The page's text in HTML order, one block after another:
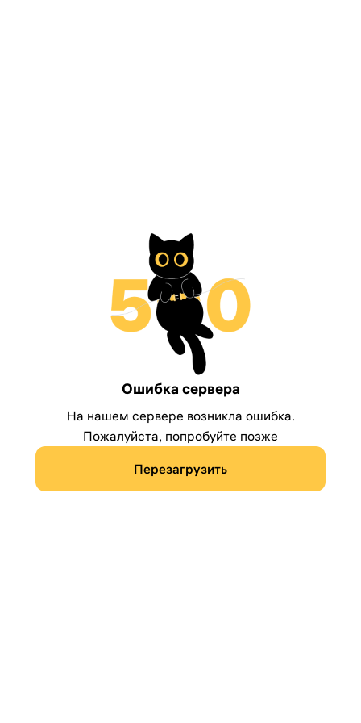
Ошибка сервера
На нашем сервере возникла ошибка.
Пожалуйста, попробуйте позже
Перезагрузить